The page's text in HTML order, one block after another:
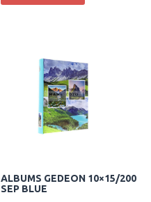
ALBUMS GEDEON 10×15/200
SEP BLUE